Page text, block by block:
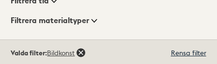
Visningsläge
Filtrera materialtyper
träffar
Valda filter:Bildkonst Rensa filter